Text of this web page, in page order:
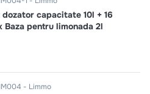
dozator capacitate 10l + 16
Baza pentru limonada 2l
Limmo